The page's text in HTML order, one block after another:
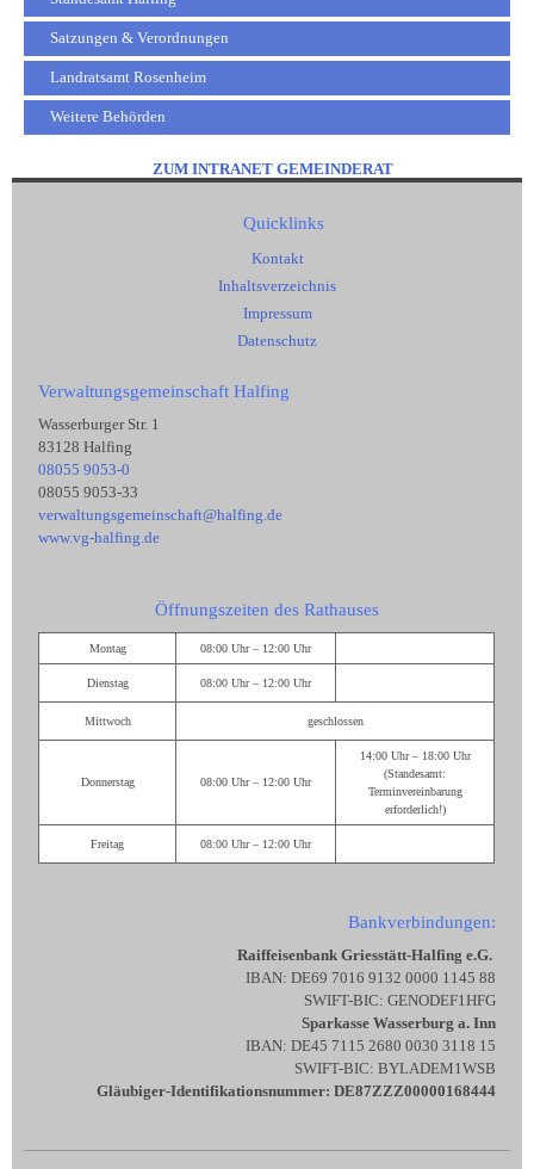
Satzungen & Verordnungen
Landratsamt Rosenheim
Weitere Behörden
ZUM INTRANET GEMEINDERAT
Quicklinks
Kontakt
Inhaltsverzeichnis
Impressum
Datenschutz
Verwaltungsgemeinschaft Halfing
Wasserburger Str. 1
83128 Halfing
08055 9053-0
08055 9053-33
verwaltungsgemeinschaft@halfing.de
www.vg-halfing.de
Öffnungszeiten des Rathauses
Montag 08:00 Uhr – 12:00 Uhr
Dienstag 08:00 Uhr – 12:00 Uhr
Mittwoch geschlossen
Donnerstag 08:00 Uhr – 12:00 Uhr
14:00 Uhr – 18:00 Uhr
(Standesamt:
Terminvereinbarung
erforderlich!)
Freitag 08:00 Uhr – 12:00 Uhr
Bankverbindungen:
Raiffeisenbank Griesstätt-Halfing e.G.
IBAN: DE69 7016 9132 0000 1145 88
SWIFT-BIC: GENODEF1HFG
Sparkasse Wasserburg a. Inn
IBAN: DE45 7115 2680 0030 3118 15
SWIFT-BIC: BYLADEM1WSB
Gläubiger-Identifikationsnummer: DE87ZZZ00000168444